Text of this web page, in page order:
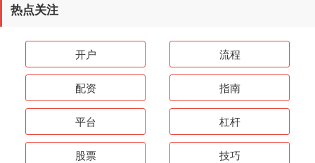
热点关注
开户 流程
配资 指南
平台 杠杆
股票 技巧